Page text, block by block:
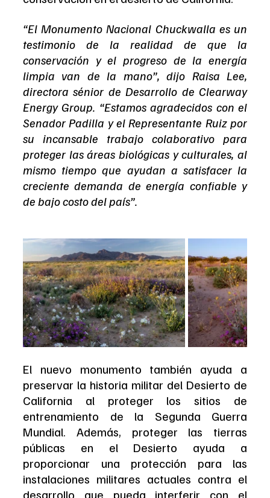
“El Monumento Nacional Chuckwalla es un
testimonio de la realidad de que la
conservación y el progreso de la energía
limpia van de la mano”, dijo Raisa Lee,
directora sénior de Desarrollo de Clearway
Energy Group. “Estamos agradecidos con el
Senador Padilla y el Representante Ruiz por
su incansable trabajo colaborativo para
proteger las áreas biológicas y culturales, al
mismo tiempo que ayudan a satisfacer la
creciente demanda de energía confiable y
de bajo costo del país”.
El nuevo monumento también ayuda a
preservar la historia militar del Desierto de
California al proteger los sitios de
entrenamiento de la Segunda Guerra
Mundial. Además, proteger las tierras
públicas en el Desierto ayuda a
proporcionar una protección para las
instalaciones militares actuales contra el
desarrollo que pueda interferir con el